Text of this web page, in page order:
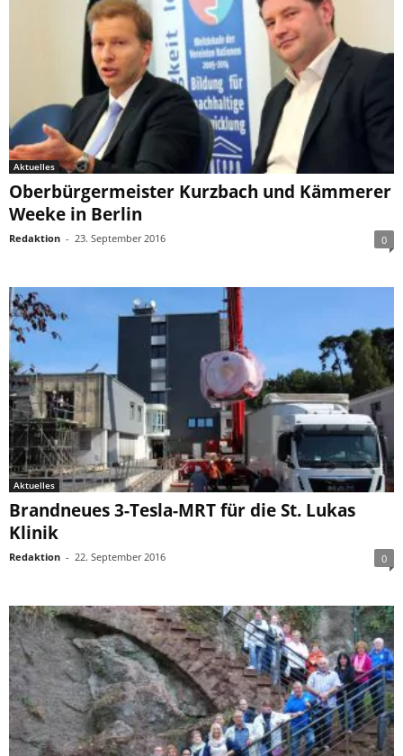
Aktuelles
Oberbürgermeister Kurzbach und Kämmerer
Weeke in Berlin
Redaktion - 23. September 2016 0
Aktuelles
Brandneues 3-Tesla-MRT für die St. Lukas
Klinik
Redaktion - 22. September 2016 0